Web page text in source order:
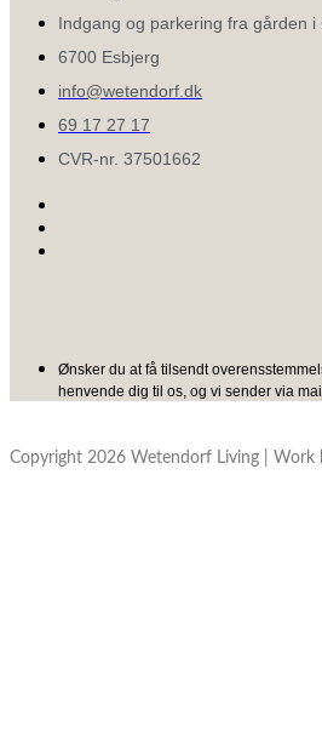
Indgang og parkering fra gården
6700 Esbjerg
info@wetendorf.dk
69 17 27 17
CVR-nr. 37501662
Ønsker du at få tilsendt
henvende dig til os, og vi sender via
Copyright 2026 Wetendorf Living | Work